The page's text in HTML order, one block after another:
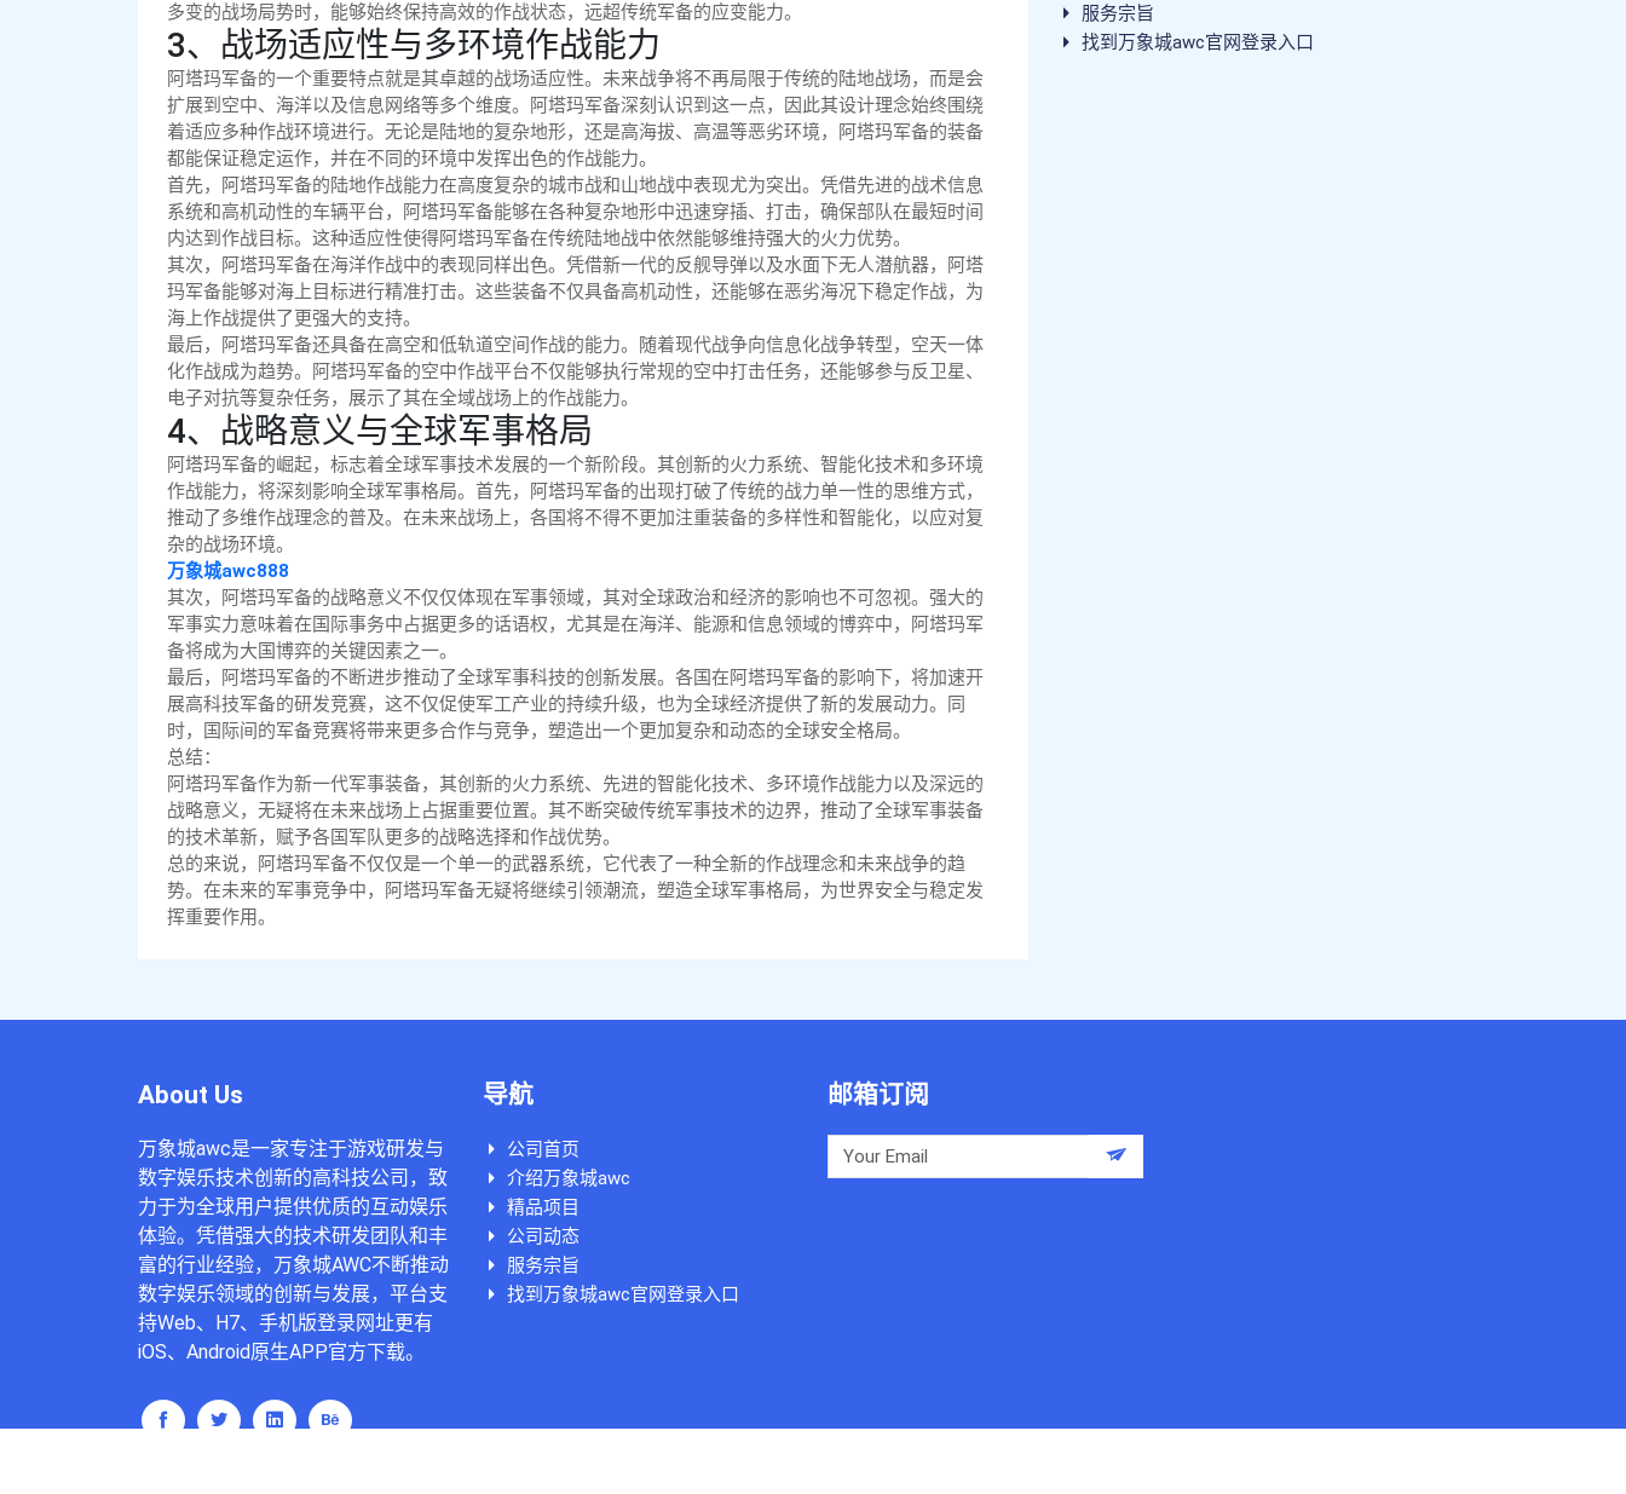
多变的战场局势时，能够始终保持高效的作战状态，远超传统军备的应变能力。
3、战场适应性与多环境作战能力
阿塔玛军备的一个重要特点就是其卓越的战场适应性。未来战争将不再局限于传统的陆地战场，而是会
扩展到空中、海洋以及信息网络等多个维度。阿塔玛军备深刻认识到这一点，因此其设计理念始终围绕
着适应多种作战环境进行。无论是陆地的复杂地形，还是高海拔、高温等恶劣环境，阿塔玛军备的装备
都能保证稳定运作，并在不同的环境中发挥出色的作战能力。
首先，阿塔玛军备的陆地作战能力在高度复杂的城市战和山地战中表现尤为突出。凭借先进的战术信息
系统和高机动性的车辆平台，阿塔玛军备能够在各种复杂地形中迅速穿插、打击，确保部队在最短时间
内达到作战目标。这种适应性使得阿塔玛军备在传统陆地战中依然能够维持强大的火力优势。
其次，阿塔玛军备在海洋作战中的表现同样出色。凭借新一代的反舰导弹以及水面下无人潜航器，阿塔
玛军备能够对海上目标进行精准打击。这些装备不仅具备高机动性，还能够在恶劣海况下稳定作战，为
海上作战提供了更强大的支持。
最后，阿塔玛军备还具备在高空和低轨道空间作战的能力。随着现代战争向信息化战争转型，空天一体
化作战成为趋势。阿塔玛军备的空中作战平台不仅能够执行常规的空中打击任务，还能够参与反卫星、
电子对抗等复杂任务，展示了其在全域战场上的作战能力。
4、战略意义与全球军事格局
阿塔玛军备的崛起，标志着全球军事技术发展的一个新阶段。其创新的火力系统、智能化技术和多环境
作战能力，将深刻影响全球军事格局。首先，阿塔玛军备的出现打破了传统的战力单一性的思维方式，
推动了多维作战理念的普及。在未来战场上，各国将不得不更加注重装备的多样性和智能化，以应对复
杂的战场环境。
万象城awc888
其次，阿塔玛军备的战略意义不仅仅体现在军事领域，其对全球政治和经济的影响也不可忽视。强大的
军事实力意味着在国际事务中占据更多的话语权，尤其是在海洋、能源和信息领域的博弈中，阿塔玛军
备将成为大国博弈的关键因素之一。
最后，阿塔玛军备的不断进步推动了全球军事科技的创新发展。各国在阿塔玛军备的影响下，将加速开
展高科技军备的研发竞赛，这不仅促使军工产业的持续升级，也为全球经济提供了新的发展动力。同
时，国际间的军备竞赛将带来更多合作与竞争，塑造出一个更加复杂和动态的全球安全格局。
总结：
阿塔玛军备作为新一代军事装备，其创新的火力系统、先进的智能化技术、多环境作战能力以及深远的
战略意义，无疑将在未来战场上占据重要位置。其不断突破传统军事技术的边界，推动了全球军事装备
的技术革新，赋予各国军队更多的战略选择和作战优势。
总的来说，阿塔玛军备不仅仅是一个单一的武器系统，它代表了一种全新的作战理念和未来战争的趋
势。在未来的军事竞争中，阿塔玛军备无疑将继续引领潮流，塑造全球军事格局，为世界安全与稳定发
挥重要作用。
服务宗旨
找到万象城awc官网登录入口
About Us
万象城awc是一家专注于游戏研发与
数字娱乐技术创新的高科技公司，致
力于为全球用户提供优质的互动娱乐
体验。凭借强大的技术研发团队和丰
富的行业经验，万象城AWC不断推动
数字娱乐领域的创新与发展，平台支
持Web、H7、手机版登录网址更有
iOS、Android原生APP官方下载。
导航
公司首页
介绍万象城awc
精品项目
公司动态
服务宗旨
找到万象城awc官网登录入口
邮箱订阅